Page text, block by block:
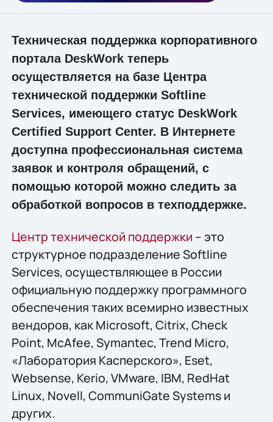
Техническая поддержка корпоративного
портала DeskWork теперь
осуществляется на базе Центра
технической поддержки Softline
Services, имеющего статус DeskWork
Certified Support Center. В Интернете
доступна профессиональная система
заявок и контроля обращений, с
помощью которой можно следить за
обработкой вопросов в техподдержке.
Центр технической поддержки – это
структурное подразделение Softline
Services, осуществляющее в России
официальную поддержку программного
обеспечения таких всемирно известных
вендоров, как Microsoft, Citrix, Check
Point, McAfee, Symantec, Trend Micro,
«Лаборатория Касперскоro», Eset,
Websense, Kerio, VMware, IBM, RedHat
Linux, Novell, CommuniGate Systems и
других.